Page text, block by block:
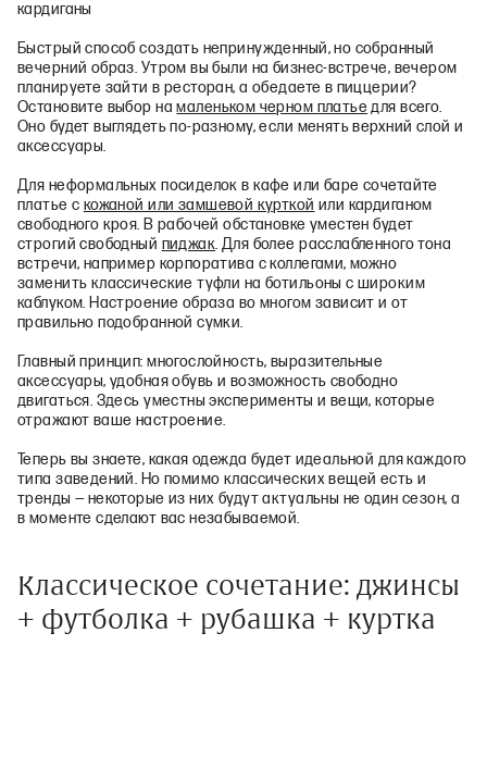
кардиганы
Быстрый способ создать непринужденный, но собранный
вечерний образ. Утром вы были на бизнес‑встрече, вечером
планируете зайти в ресторан, а обедаете в пиццерии?
Остановите выбор намаленьком черном платье для всего.
Оно будет выглядеть по‑разному, если менять верхний слой и
аксессуары.
Для неформальных посиделок в кафе или баре сочетайте
платье с кожаной или замшевой курткой или кардиганом
свободного кроя. В рабочей обстановке уместен будет
строгий свободный пиджак. Для более расслабленного тона
встречи, например корпоратива с коллегами, можно
заменить классические туфли на ботильоны с широким
каблуком. Настроение образа во многом зависит и от
правильно подобранной сумки.
Главный принцип: многослойность, выразительные
аксессуары, удобная обувь и возможность свободно
двигаться. Здесь уместны эксперименты и вещи, которые
отражают ваше настроение.
Теперь вы знаете, какая одежда будет идеальной для каждого
типа заведений. Но помимо классических вещей есть и
тренды — некоторые из них будут актуальны не один сезон, а
в моменте сделают вас незабываемой.
Классическое сочетание: джинсы
+ футболка + рубашка + куртка